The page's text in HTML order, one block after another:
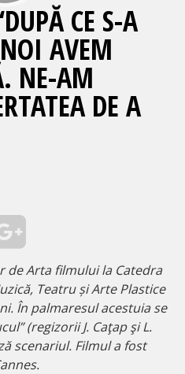
CE S-A
AVEM
NE-AM
DE A
de Arta filmului la Catedra
Teatru și Arte Plastice
În palmaresul acestuia se
(regizorii J. Caţap şi L.
scenariul. Filmul a fost